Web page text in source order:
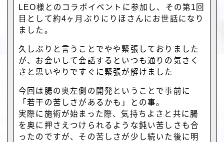
LEO様とのコラボイベントに参加し、その第1回
目として約4ヶ月ぶりにりほさんにお世話になり
ました。
久しぶりと言うことでやや緊張しておりました
が、お会いして会話するといつも通りの気さく
さと思いやりですぐに緊張が解けました
今回は腸の奥左側の開発ということで事前に
「若干の苦しさがあるかも」との事。
実際に施術が始まった際、気持ちよさと共に腸
を奥に押さえつけられるような鈍い苦しさも合
ったのですが、その苦しさが少し続いた後に明